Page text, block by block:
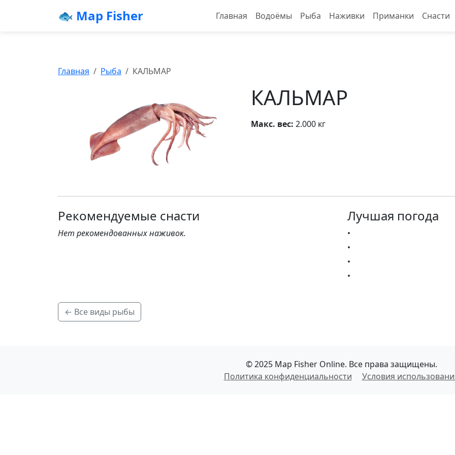
🐟 Map Fisher Главная Водоёмы Рыба Наживки Приманки Снасти
Главная Рыба КАЛЬМАР
КАЛЬМАР
Макс. вес: 2.000 кг
Рекомендуемые снасти
Нет рекомендованных наживок.
Лучшая погода
•
•
•
•
← Все виды рыбы
© 2025 Map Fisher Online. Все права защищены.
Политика конфиденциальности
Условия